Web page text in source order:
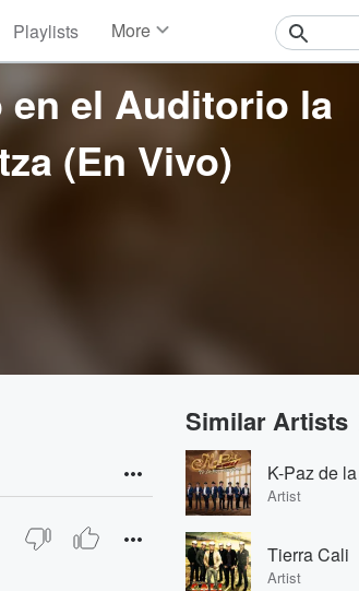
Playlists More
Events
Photos
el Auditorio la
(En Vivo)
Similar Artists
K-Paz de
Artist
Tierra Cali
Artist